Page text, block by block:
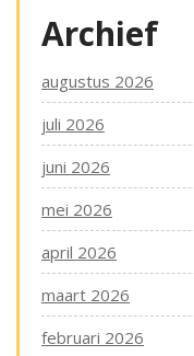
Archief
augustus 2026
juli 2026
juni 2026
mei 2026
april 2026
maart 2026
februari 2026